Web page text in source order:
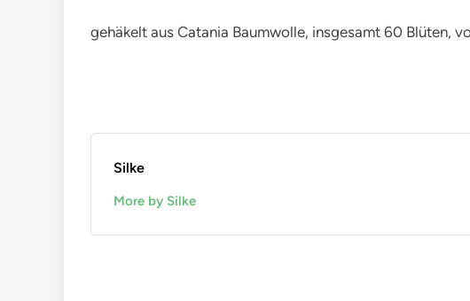
gehäkelt aus Catania Baumwolle, insgesamt 60 Blüten,
Silke
More by Silke